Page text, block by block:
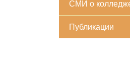
СМИ о
Публикации